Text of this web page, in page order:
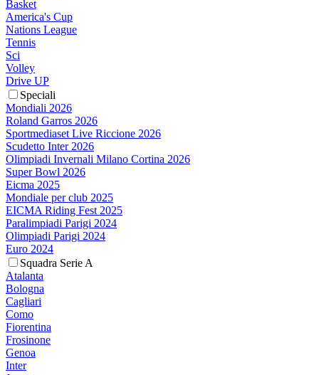
Basket
America's Cup
Nations League
Tennis
Sci
Volley
Drive UP
Speciali
Mondiali 2026
Roland Garros 2026
Sportmediaset Live Riccione 2026
Scudetto Inter 2026
Olimpiadi Invernali Milano Cortina 2026
Super Bowl 2026
Eicma 2025
Mondiale per club 2025
EICMA Riding Fest 2025
Paralimpiadi Parigi 2024
Olimpiadi Parigi 2024
Euro 2024
Squadra Serie A
Atalanta
Bologna
Cagliari
Como
Fiorentina
Frosinone
Genoa
Inter